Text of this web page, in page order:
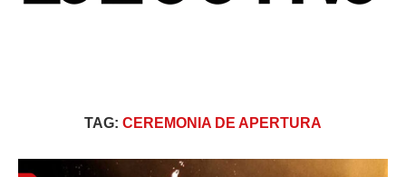
TAG: CEREMONIA DE APERTURA